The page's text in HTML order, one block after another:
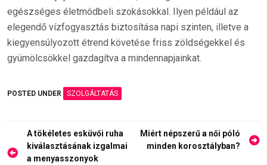
egészséges életmódbeli szokásokkal. Ilyen például az
elegendő vízfogyasztás biztosítása napi szinten, illetve a
kiegyensúlyozott étrend követése friss zöldségekkel és
gyümölcsökkel gazdagítva a mindennapjainkat.
POSTED UNDER SZOLGÁLTATÁS
Bejegyzés
navigáció
A tökéletes esküvői ruha
kiválasztásának izgalmai
a menyasszonyok
Miért népszerű a női póló
minden korosztályban?